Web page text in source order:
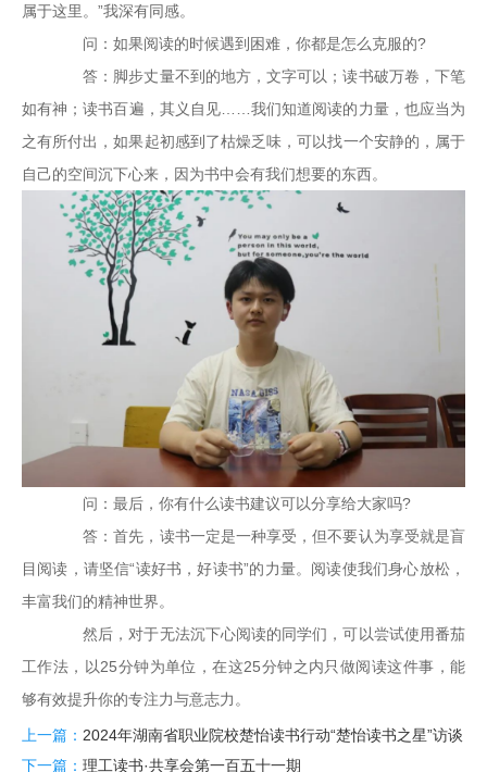
属于这里。”我深有同感。
问：如果阅读的时候遇到困难，你都是怎么克服的?
答：脚步丈量不到的地方，文字可以；读书破万卷，下笔
如有神；读书百遍，其义自见……我们知道阅读的力量，也应当为
之有所付出，如果起初感到了枯燥乏味，可以找一个安静的，属于
自己的空间沉下心来，因为书中会有我们想要的东西。
问：最后，你有什么读书建议可以分享给大家吗?
答：首先，读书一定是一种享受，但不要认为享受就是盲
目阅读，请坚信“读好书，好读书”的力量。阅读使我们身心放松，
丰富我们的精神世界。
然后，对于无法沉下心阅读的同学们，可以尝试使用番茄
工作法，以25分钟为单位，在这25分钟之内只做阅读这件事，能
够有效提升你的专注力与意志力。
上一篇： 2024年湖南省职业院校楚怡读书行动“楚怡读书之星”访谈
下一篇： 理工读书·共享会第一百五十一期